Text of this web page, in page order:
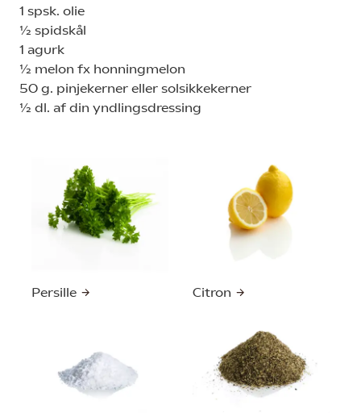
1 spsk. olie
½ spidskål
1 agurk
½ melon fx honningmelon
50 g. pinjekerner eller solsikkekerner
½ dl. af din yndlingsdressing
Persille Citron